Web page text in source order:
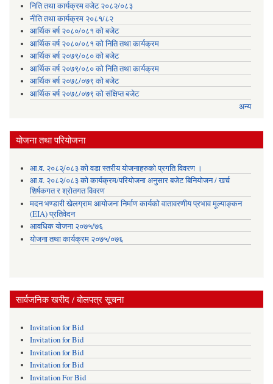
निति तथा कार्यक्रम वजेट २०८२/०८३
नीति तथा कार्यक्रम २०८१/८२
आर्थिक बर्ष २०८०/०८१ को बजेट
आर्थिक वर्ष २०८०/०८१ को निति तथा कार्यक्रम
आर्थिक बर्ष २०७९/०८० को बजेट
आर्थिक वर्ष २०७९/०८० को निति तथा कार्यक्रम
आर्थिक बर्ष २०७८/०७९ को बजेट
आर्थिक बर्ष २०७८/०७९ को संक्षिप्त बजेट
अन्य
योजना तथा परियोजना
आ.व. २०८२्/०८३ को वडा स्तरीय योजनाहरुको प्रगति विवरण ।
आ.व. २०८२/०८३ को कार्यक्रम/परियोजना अनुसार बजेट बिनियोजन / खर्च
शिर्षकगत र श्रोतगत विवरण
मदन भण्डारी खेलग्राम आयोजना निर्माण कार्यको वातावरणीय प्रभाव मूल्याङ्कन
(EIA) प्रतिवेदन
आवधिक योजना २०७५/७६
योजना तथा कार्यक्रम २०७५/०७६
सार्वजनिक खरीद / बोलपत्र सूचना
Invitation for Bid
Invitation for Bid
Invitation for Bid
Invitation for Bid
Invitation For Bid